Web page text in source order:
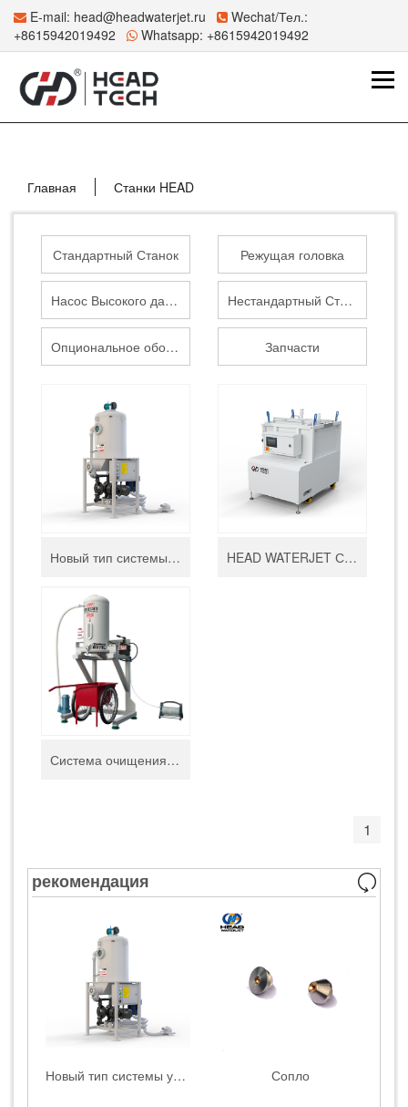
E-mail: head@headwaterjet.ru
Wechat/Тел.:
+8615942019492
Whatsapp: +8615942019492
Главная Станки HEAD
Стандартный Станок Режущая головка
Насос Высокого давления Нестандартный Станок
Опциональное оборудование Запчасти
Новый тип системы удаления абразива HEAD WATERJET СИСТЕМА ОТКАЧКИ ШЛАМА HD-CS400
Система очищения отработанного абразива
1
рекомендация
Новый тип системы удаления абразива Сопло